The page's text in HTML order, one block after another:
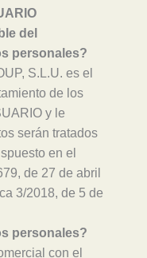
del
personales?
S.L.U. es el
de los
y le
serán tratados
en el
de 27 de abril
3/2018, de 5 de
personales?
con el